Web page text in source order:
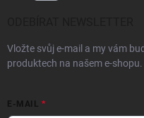
Vložte svůj e-mail a my vám
produktech na našem e-shopu.
E-MAIL